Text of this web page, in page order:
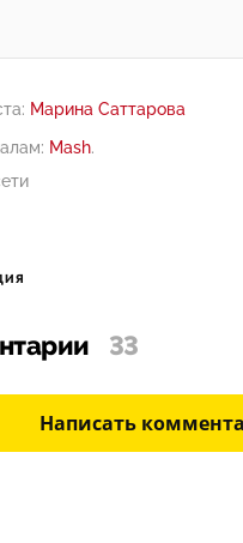
Марина Саттарова
Mash.
33
Написать